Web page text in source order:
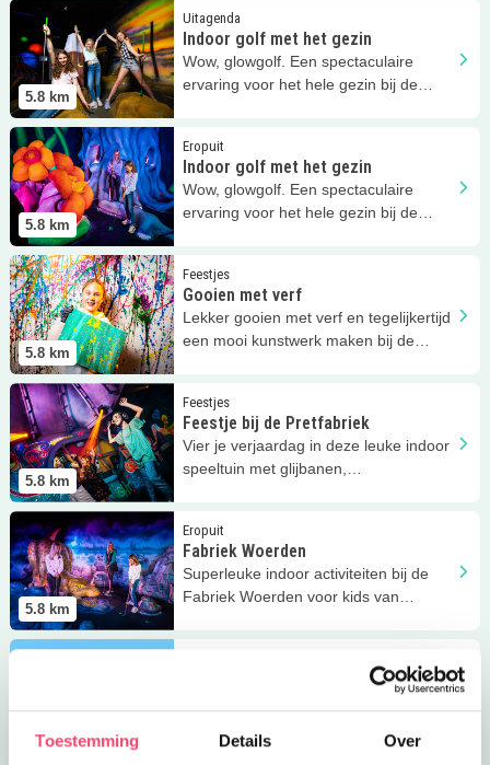
Toestemming Details Over
5.8 km
Uitagenda
Indoor golf met het gezin
Wow, glowgolf. Een spectaculaire
ervaring voor het hele gezin bij de
Lees meer Indoor golf met het gezin
5.8 km
Eropuit
Indoor golf met het gezin
Wow, glowgolf. Een spectaculaire
ervaring voor het hele gezin bij de
Lees meer Indoor golf met het gezin
5.8 km
Feestjes
Gooien met verf
Lekker gooien met verf en tegelijkertijd
een mooi kunstwerk maken bij de
Lees meer Gooien met verf
5.8 km
Feestjes
Feestje bij de Pretfabriek
Vier je verjaardag in deze leuke indoor
speeltuin met glijbanen,
Lees meer Feestje bij de Pretfabriek
5.8 km
Eropuit
Fabriek Woerden
Superleuke indoor activiteiten bij de
Fabriek Woerden voor kids van
Lees meer Fabriek Woerden
5.8 km
De Pretfabriek zomerkaart
Pretfabriek!
Lees meer De Pretfabriek zomerkaart